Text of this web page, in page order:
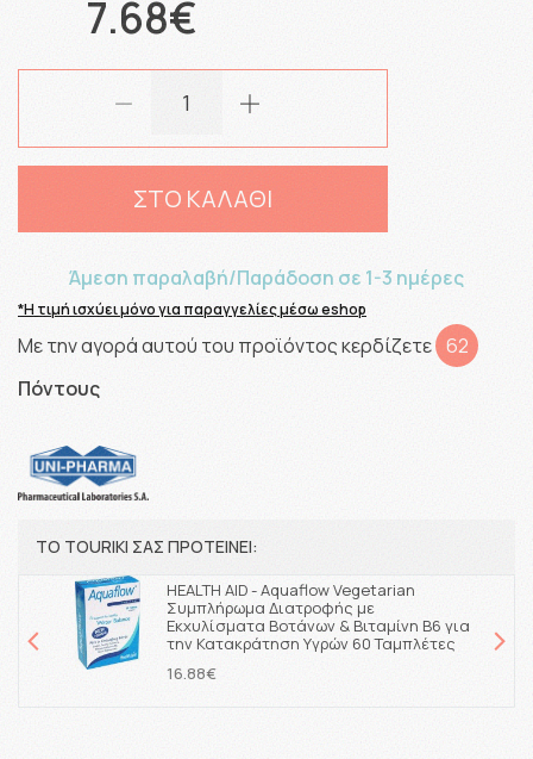
7.68€
ΣΤΟ ΚΑΛΑΘΙ
Άμεση παραλαβή/Παράδοση σε 1-3 ημέρες
*Η τιμή ισχύει μόνο για παραγγελίες μέσω eshop
Με την αγορά αυτού του προϊόντος κερδίζετε 62
Πόντους
ΤΟ TOURIKI ΣΑΣ ΠΡΟΤΕΙΝΕΙ:
HEALTH AID - Aquaflow Vegetarian
Συμπλήρωμα Διατροφής με
Εκχυλίσματα Βοτάνων & Βιταμίνη Β6 για
την Κατακράτηση Υγρών 60 Ταμπλέτες
16.88€